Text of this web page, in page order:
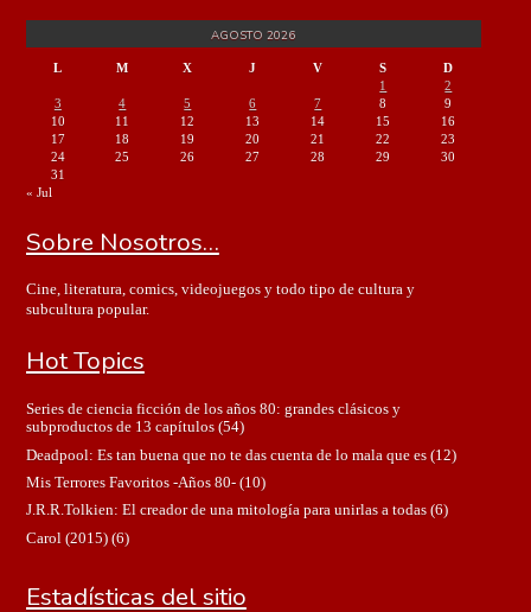
AGOSTO 2026
L M X J V S
D
1
2
3
4 5 6 7 8
9
10
11 12 13 14 15
16
17
18 19 20 21 22
23
24
25 26 27 28 29
30
31
« Jul
Sobre Nosotros…
Cine, literatura, comics, videojuegos y todo tipo de cultura y
subcultura popular.
Hot Topics
Series de ciencia ficción de los años 80: grandes clásicos y
subproductos de 13 capítulos(54)
Deadpool: Es tan buena que no te das cuenta de lo mala que es(12)
Mis Terrores Favoritos -Años 80-(10)
J.R.R.Tolkien: El creador de una mitología para unirlas a todas(6)
Carol (2015)(6)
Estadísticas del sitio